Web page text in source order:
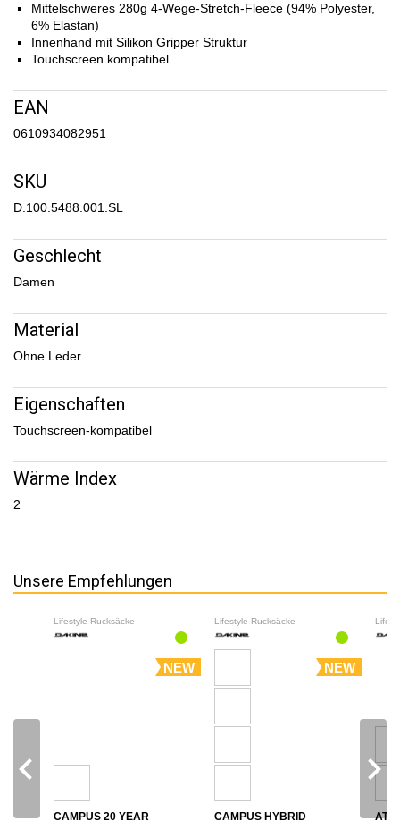
Mittelschweres 280g 4-Wege-Stretch-Fleece (94% Polyester,
6% Elastan)
Innenhand mit Silikon Gripper Struktur
Touchscreen kompatibel
EAN
0610934082951
SKU
D.100.5488.001.SL
Geschlecht
Damen
Material
Ohne Leder
Eigenschaften
Touchscreen-kompatibel
Wärme Index
2
Unsere Empfehlungen
Lifestyle Rucksäcke
NEW
CAMPUS 20 YEAR
Lifestyle Rucksäcke
NEW
CAMPUS HYBRID
navigate_before navigate_next